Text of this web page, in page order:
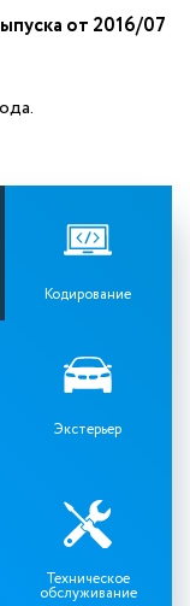
от 2016/07
Кодирование
Экстерьер
Техническое
обслуживание